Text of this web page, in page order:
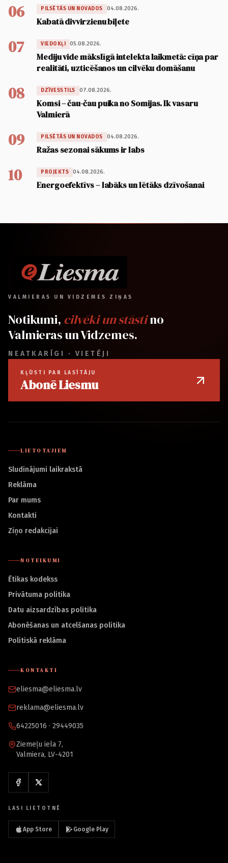
06 PILSĒTĀS UN NOVADOS 04.08.2026.
Kabatā divvirzienu biļete
07 VIEDOKĻI 05.08.2026.
Mediju vide mākslīgā intelekta laikmetā: cīņa par
realitāti, uzticēšanos un cilvēku domāšanu
08 DZĪVESSTILS 07.08.2026.
Komsi – čau-čau puika no Somijas. Ik vasaru
Valmierā
09 PILSĒTĀS UN NOVADOS 04.08.2026.
Ražas sezonai sākums ir labs
10 PROJEKTS 04.08.2026.
Energoefektīvs – labāks un lētāks dzīvošanai
VALMIERAS UN VIDZEMES ZIŅAS
Notikumi, cilvēki un stāstino
Valmieras un Vidzemes.
NEATKARĪGI · VIETĒJI
KĻŪSTI PAR LASĪTĀJU
Abonē Liesmu
LIETOTĀJIEM
Sludinājumi laikrakstā
Reklāma
Par mums
Kontakti
Ziņo redakcijai
NOTEIKUMI
Ētikas kodekss
Privātuma politika
Datu aizsardzības politika
Abonēšanas un atcelšanas politika
Politiskā reklāma
KONTAKTI
eliesma@eliesma.lv
reklama@eliesma.lv
64225016 · 29449035
Ziemeļu iela 7,
Valmiera, LV-4201
LASI LIETOTNĒ
App Store Google Play